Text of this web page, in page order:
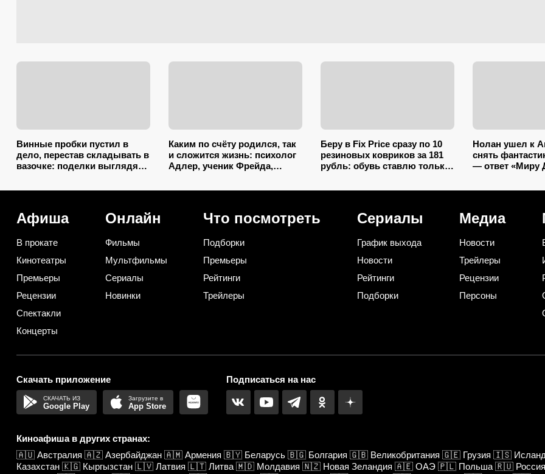
Винные пробки пустил в
дело, перестав складывать в
вазочке: поделки выглядят
Каким по счёту родился, так
и сложится жизнь: психолог
Адлер, ученик Фрейда,
Беру в Fix Price сразу по 10
резиновых ковриков за 181
рубль: обувь ставлю только
Нолан ушел к
снять
— ответ «Миру
Афиша
В прокате
Кинотеатры
Премьеры
Рецензии
Спектакли
Концерты
Онлайн
Фильмы
Мультфильмы
Сериалы
Новинки
Что посмотреть
Подборки
Премьеры
Рейтинги
Трейлеры
Сериалы
График выхода
Новости
Рейтинги
Подборки
Медиа
Новости
Трейлеры
Рецензии
Персоны
Скачать приложение
Google Play App Store
Подписаться на нас
Киноафиша в других странах:
🇦🇺 Австралия 🇦🇿 Азербайджан 🇦🇲 Армения 🇧🇾 Беларусь 🇧🇬 Болгария 🇬🇧 Великобритания 🇬🇪 Грузия 🇮🇸
Казахстан 🇰🇬 Кыргызстан 🇱🇻 Латвия 🇱🇹 Литва 🇲🇩 Молдавия 🇳🇿 Новая Зеландия 🇦🇪 ОАЭ 🇵🇱 Польша 🇷🇺 Россия